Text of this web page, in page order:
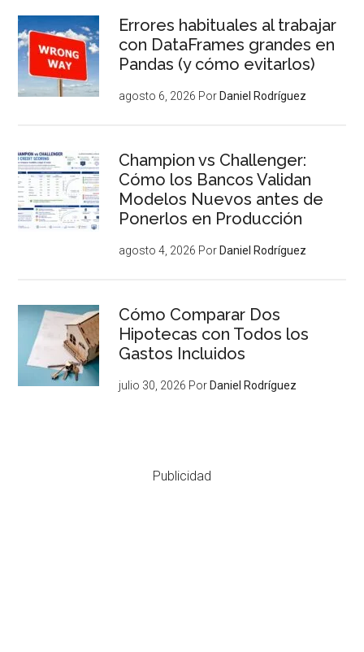
Errores habituales al trabajar
con DataFrames grandes en
Pandas (y cómo evitarlos)
agosto 6, 2026 Por Daniel Rodríguez
Champion vs Challenger:
Cómo los Bancos Validan
Modelos Nuevos antes de
Ponerlos en Producción
agosto 4, 2026 Por Daniel Rodríguez
Cómo Comparar Dos
Hipotecas con Todos los
Gastos Incluidos
julio 30, 2026 Por Daniel Rodríguez
Publicidad